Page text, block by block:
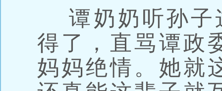
谭奶奶听孙子
得了，直骂谭政
妈妈绝情。她就